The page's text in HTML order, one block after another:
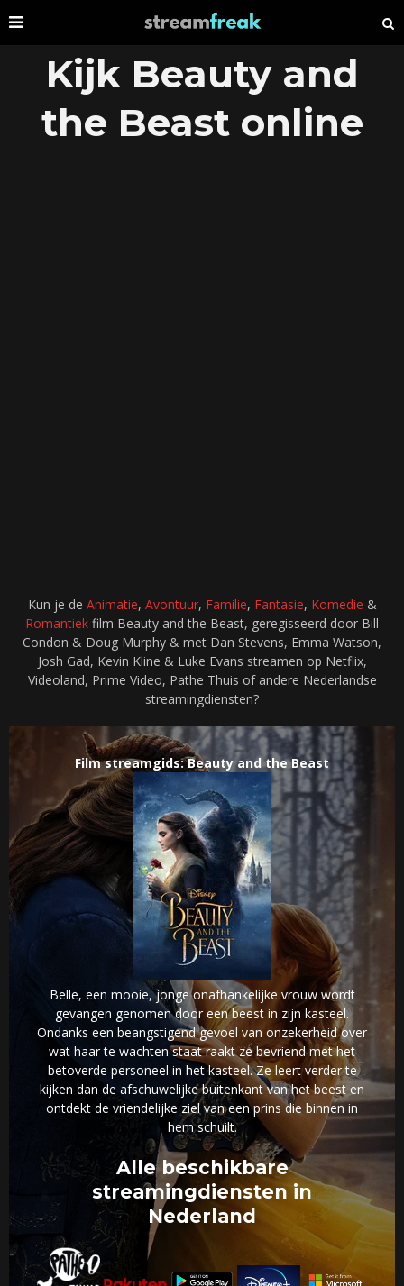
Kijk Beauty and
the Beast online
Kun je de Animatie, Avontuur, Familie, Fantasie, Komedie &
Romantiek film Beauty and the Beast, geregisseerd door Bill
Condon & Doug Murphy & met Dan Stevens, Emma Watson,
Josh Gad, Kevin Kline & Luke Evans streamen op Netflix,
Videoland, Prime Video, Pathe Thuis of andere Nederlandse
streamingdiensten?
Film streamgids: Beauty and the Beast
Belle, een mooie, jonge onafhankelijke vrouw wordt
gevangen genomen door een beest in zijn kasteel.
Ondanks een beangstigend gevoel van onzekerheid over
wat haar te wachten staat raakt ze bevriend met het
betoverde personeel in het kasteel. Ze leert verder te
kijken dan de afschuwelijke buitenkant van het beest en
ontdekt de vriendelijke ziel van een prins die binnen in
hem schuilt.
Alle beschikbare
streamingdiensten in
Nederland